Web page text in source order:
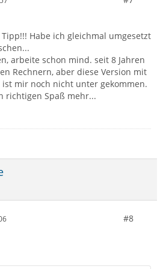
Habe ich gleichmal umgesetzt
arbeite schon mind. seit 8 Jahren
Rechnern, aber diese Version mit
mir noch nicht unter gekommen.
richtigen Spaß mehr...
#8